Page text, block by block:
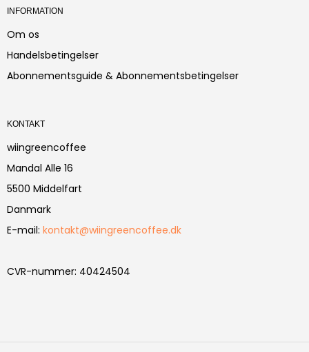
INFORMATION
Om os
Handelsbetingelser
Abonnementsguide & Abonnementsbetingelser
KONTAKT
wiingreencoffee
Mandal Alle 16
5500 Middelfart
Danmark
E-mail: kontakt@wiingreencoffee.dk
CVR-nummer: 40424504